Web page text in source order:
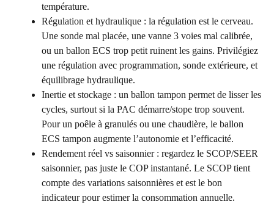
température.
Régulation et hydraulique : la régulation est le cerveau.
Une sonde mal placée, une vanne 3 voies mal calibrée,
ou un ballon ECS trop petit ruinent les gains. Privilégiez
une régulation avec programmation, sonde extérieure, et
équilibrage hydraulique.
Inertie et stockage : un ballon tampon permet de lisser les
cycles, surtout si la PAC démarre/stope trop souvent.
Pour un poêle à granulés ou une chaudière, le ballon
ECS tampon augmente l’autonomie et l’efficacité.
Rendement réel vs saisonnier : regardez le SCOP/SEER
saisonnier, pas juste le COP instantané. Le SCOP tient
compte des variations saisonnières et est le bon
indicateur pour estimer la consommation annuelle.